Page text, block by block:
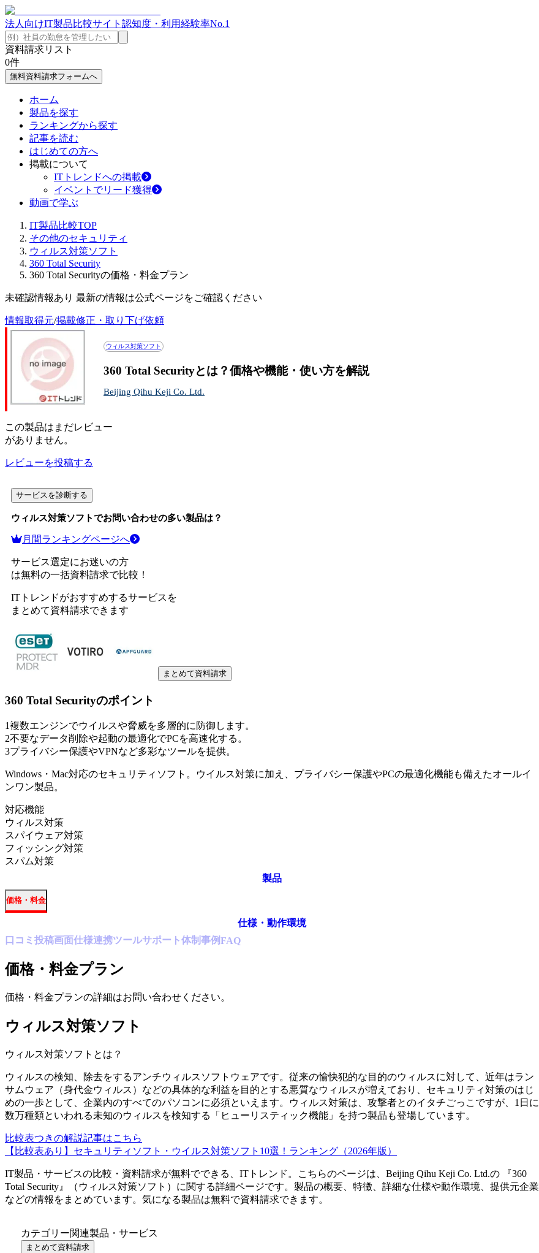
法人向けIT製品比較サイト 認知度・利用経験率No.1
資料請求リスト
0件
無料資料請求フォームへ
ホーム
製品を探す
ランキングから探す
記事を読む
はじめての方へ
掲載について
ITトレンドへの掲載
イベントでリード獲得
動画で学ぶ
IT製品比較TOP
その他のセキュリティ
ウィルス対策ソフト
360 Total Security
360 Total Securityの価格・料金プラン
未確認情報あり 最新の情報は公式ページをご確認ください
情報取得元/掲載修正・取り下げ依頼
ウィルス対策ソフト
360 Total Securityとは？価格や機能・使い方を解説
Beijing Qihu Keji Co. Ltd.
この製品はまだレビュー
がありません。
レビューを投稿する
サービスを診断する
ウィルス対策ソフトでお問い合わせの多い製品は？
月間ランキングページへ
サービス選定にお迷いの方
は無料の一括資料請求で比較！
ITトレンドがおすすめするサービスを
まとめて資料請求できます
まとめて資料請求
360 Total Securityのポイント
1複数エンジンでウイルスや脅威を多層的に防御します。
2不要なデータ削除や起動の最適化でPCを高速化する。
3プライバシー保護やVPNなど多彩なツールを提供。
Windows・Mac対応のセキュリティソフト。ウイルス対策に加え、プライバシー保護やPCの最適化機能も備えたオールイ
ンワン製品。
対応機能
ウィルス対策
スパイウェア対策
フィッシング対策
スパム対策
製品
価格・料金
仕様・動作環境
口コミ 投稿画面仕様連携ツールサポート体制 事例FAQ
価格・料金プラン
価格・料金プランの詳細はお問い合わせください。
ウィルス対策ソフト
ウィルス対策ソフト とは？
ウィルスの検知、除去をするアンチウィルスソフトウェアです。従来の愉快犯的な目的のウィルスに対して、近年はラン
サムウェア（身代金ウィルス）などの具体的な利益を目的とする悪質なウィルスが増えており、セキュリティ対策のはじ
めの一歩として、企業内のすべてのパソコンに必須といえます。ウィルス対策は、攻撃者とのイタチごっこですが、1日に
数万種類といわれる未知のウィルスを検知する「ヒューリスティック機能」を持つ製品も登場しています。
比較表つきの解説記事はこちら
【比較表あり】セキュリティソフト・ウイルス対策ソフト10選！ランキング（2026年版）
IT製品・サービスの比較・資料請求が無料でできる、ITトレンド。こちらのページは、 Beijing Qihu Keji Co. Ltd.の 『360
Total Security 』（ ウィルス対策ソフト ）に関する詳細ページです。製品の概要、特徴、詳細な仕様や動作環境、提供元企業
などの情報をまとめています。気になる製品は無料で資料請求できます。
カテゴリー関連製品・サービス
まとめて資料請求